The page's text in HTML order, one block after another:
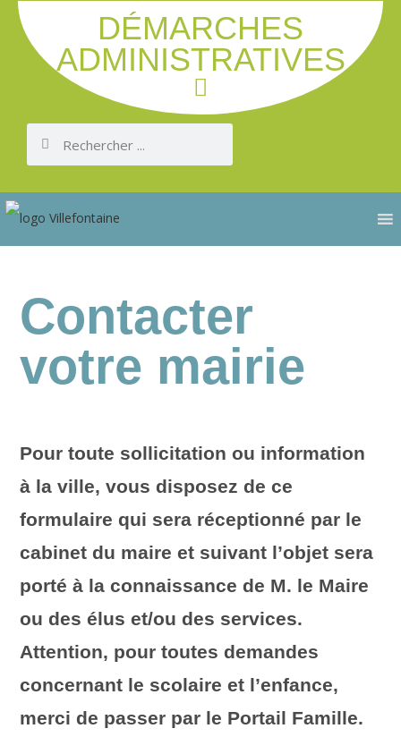
DÉMARCHES
ADMINISTRATIVES
Contacter
votre mairie
Pour toute sollicitation ou information
à la ville, vous disposez de ce
formulaire qui sera réceptionné par le
cabinet du maire et suivant l’objet sera
porté à la connaissance de M. le Maire
ou des élus et/ou des services.
Attention, pour toutes demandes
concernant le scolaire et l’enfance,
merci de passer par le Portail Famille.